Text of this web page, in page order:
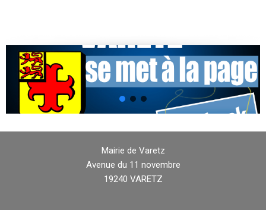
Mairie de Varetz
Avenue du 11 novembre
19240 VARETZ